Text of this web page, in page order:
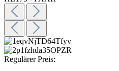
Regulärer Preis: